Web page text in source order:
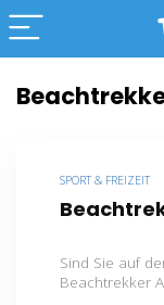
SPORT & FREIZEIT
Sind Sie auf
Beachtrekker